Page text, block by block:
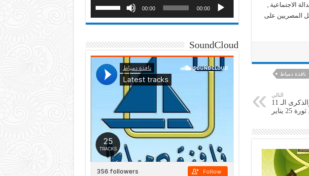
الاجتماعية ,
سيجارة , وكأنه يعامل المصريين على
نافذة دمياط
التالي
كاريكاتير النافذة والذكرى الـ 11
25 يناير
00:00
00:00
SoundCloud